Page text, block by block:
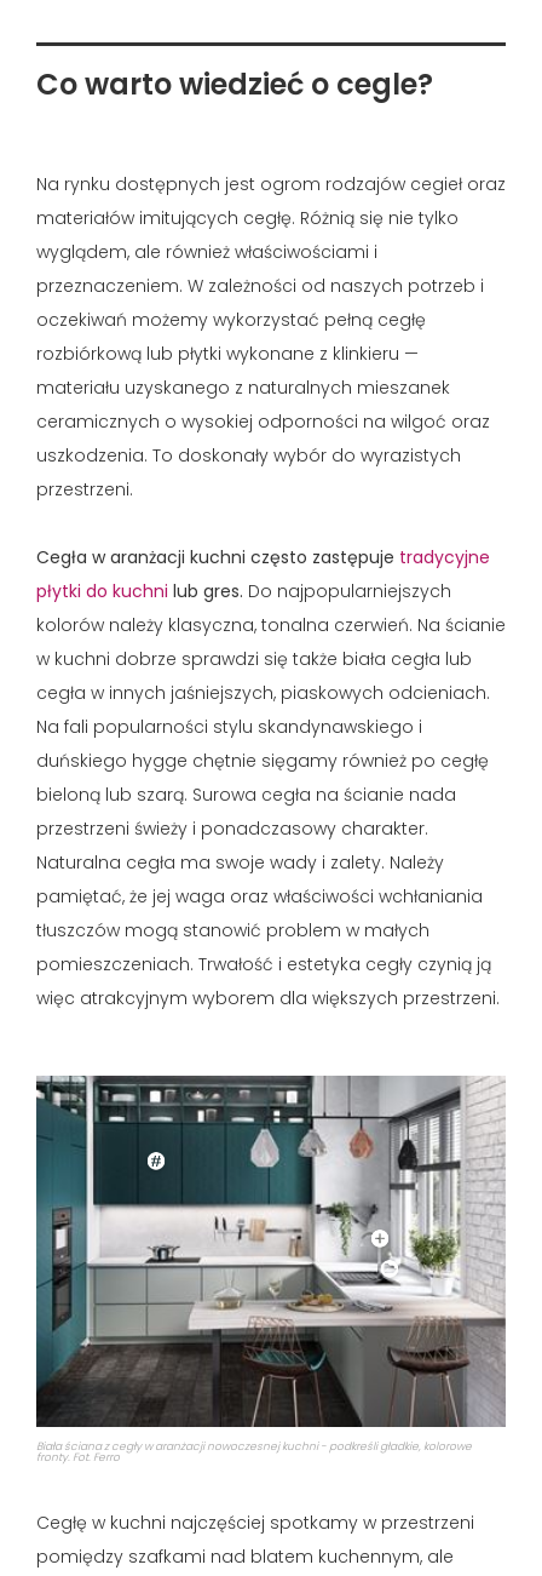
Co warto wiedzieć o cegle?
Na rynku dostępnych jest ogrom rodzajów cegieł oraz
materiałów imitujących cegłę. Różnią się nie tylko
wyglądem, ale również właściwościami i
przeznaczeniem. W zależności od naszych potrzeb i
oczekiwań możemy wykorzystać pełną cegłę
rozbiórkową lub płytki wykonane z klinkieru —
materiału uzyskanego z naturalnych mieszanek
ceramicznych o wysokiej odporności na wilgoć oraz
uszkodzenia. To doskonały wybór do wyrazistych
przestrzeni.
Cegła w aranżacji kuchni często zastępuje tradycyjne
płytki do kuchni lub gres. Do najpopularniejszych
kolorów należy klasyczna, tonalna czerwień. Na ścianie
w kuchni dobrze sprawdzi się także biała cegła lub
cegła w innych jaśniejszych, piaskowych odcieniach.
Na fali popularności stylu skandynawskiego i
duńskiego hygge chętnie sięgamy również po cegłę
bieloną lub szarą. Surowa cegła na ścianie nada
przestrzeni świeży i ponadczasowy charakter.
Naturalna cegła ma swoje wady i zalety. Należy
pamiętać, że jej waga oraz właściwości wchłaniania
tłuszczów mogą stanowić problem w małych
pomieszczeniach. Trwałość i estetyka cegły czynią ją
więc atrakcyjnym wyborem dla większych przestrzeni.
Biała ściana z cegły w aranżacji nowoczesnej kuchni - podkreśli gładkie, kolorowe
fronty. Fot. Ferro
Cegłę w kuchni najczęściej spotkamy w przestrzeni
pomiędzy szafkami nad blatem kuchennym, ale